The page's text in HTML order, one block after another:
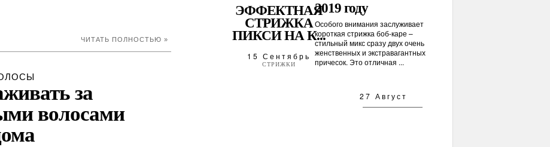
ЧИТАТЬ ПОЛНОСТЬЮ »
за
волосами
ЭФФЕКТНАЯ
СТРИЖКА
ПИКСИ НА К...
15 Сентябрь
СТРИЖКИ
2019 году
Особого внимания заслуживает
короткая стрижка боб-каре –
стильный микс сразу двух очень
женственных и экстравагантных
причесок. Это отличная ...
27 Август